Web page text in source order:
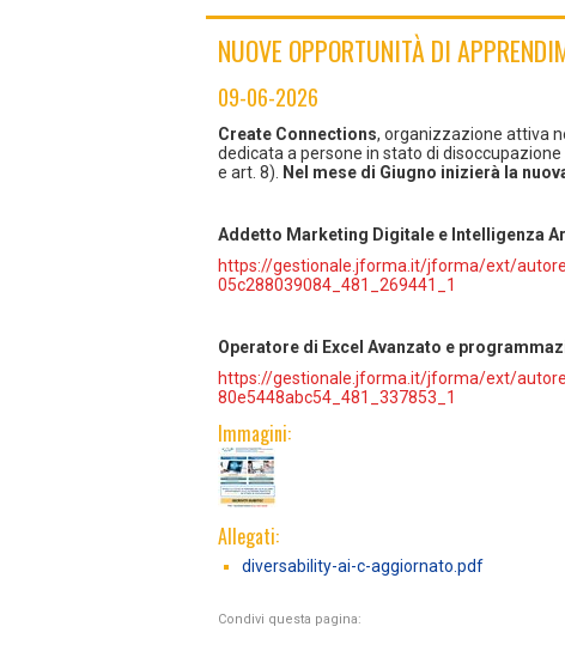
NUOVE OPPORTUNITÀ DI
09-06-2026
Create Connections, organizzazione attiva
dedicata a persone in stato di
e art. 8).
Nel mese di Giugno inizierà la
Addetto Marketing Digitale e Intelligenza
https://gestionale.jforma.it/jforma/ext/
05c288039084_481_269441_1
Operatore di Excel Avanzato e
https://gestionale.jforma.it/jforma/ext/
80e5448abc54_481_337853_1
Immagini:
Allegati:
diversability-ai-c-aggiornato.pdf
Condivi questa pagina: